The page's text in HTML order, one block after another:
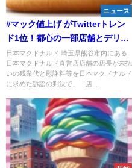
ニュース
#マック値上げ がTwitterトレン
ド1位！都心の一部店舗とデリバ
リーで7月19日から価格改定
日本マクドナルド 埼玉県熊谷市内にある
日本マクドナルド直営店店舗の店長が未払
いの残業代と慰謝料等を日本マクドナルド
に求めた訴訟の判決で、「店...